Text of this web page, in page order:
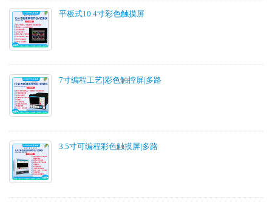
平板式10.4寸彩色触摸屏
7寸编程工艺|彩色触控屏|多路
3.5寸可编程彩色触摸屏|多路